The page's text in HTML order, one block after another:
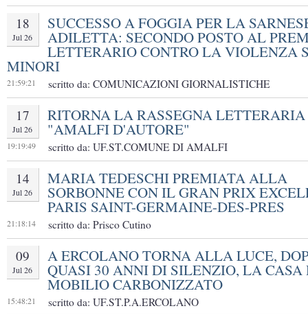
18
Jul 26
SUCCESSO A FOGGIA PER LA
ADILETTA: SECONDO POSTO AL
LETTERARIO CONTRO LA VIOLENZA
MINORI
21:59:21 scritto da: COMUNICAZIONI GIORNALISTICHE
17
Jul 26
RITORNA LA RASSEGNA LETTERARIA
"AMALFI D'AUTORE"
19:19:49 scritto da: UF.ST.COMUNE DI AMALFI
14
Jul 26
MARIA TEDESCHI PREMIATA ALLA
SORBONNE CON IL GRAN PRIX
PARIS SAINT-GERMAINE-DES-PRES
21:18:14 scritto da: Prisco Cutino
09
Jul 26
A ERCOLANO TORNA ALLA LUCE,
QUASI 30 ANNI DI SILENZIO, LA CASA
MOBILIO CARBONIZZATO
15:48:21 scritto da: UF.ST.P.A.ERCOLANO